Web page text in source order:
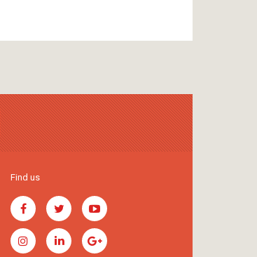
Find us